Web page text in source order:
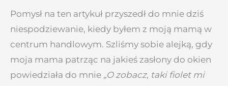
Pomysł na ten artykuł przyszedł do mnie dziś
niespodziewanie, kiedy byłem z moją mamą w
centrum handlowym. Szliśmy sobie alejką, gdy
moja mama patrząc na jakieś zasłony do okien
powiedziała do mnie „O zobacz, taki fiolet mi